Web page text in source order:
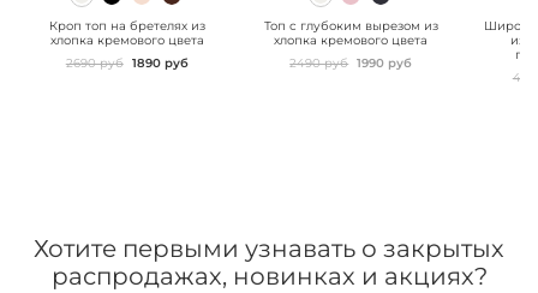
images">
Кроп топ на бретелях из
хлопка кремового цвета
2690 руб 1890 руб
images">
Топ с глубоким вырезом из
хлопка кремового цвета
2490 руб 1990 руб
из
Хотите первыми узнавать о закрытых
распродажах, новинках и акциях?